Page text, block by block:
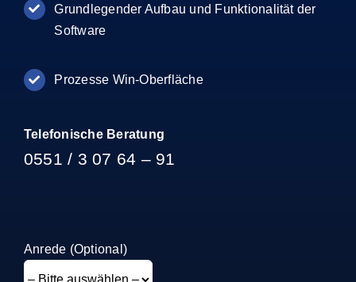
Grundlegender Aufbau und Funktionalität der
Software
Prozesse Win-Oberfläche
Telefonische Beratung
0551 / 3 07 64 – 91
Anrede (Optional)